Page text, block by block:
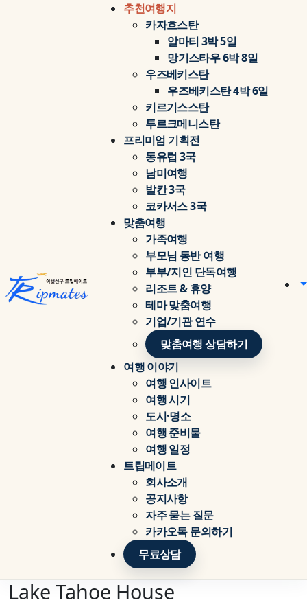
추천여행지
카자흐스탄
알마티 3박 5일
망기스타우 6박 8일
우즈베키스탄
우즈베키스탄 4박 6일
키르기스스탄
투르크메니스탄
프리미엄 기획전
동유럽 3국
남미여행
발칸 3국
코카서스 3국
맞춤여행
가족여행
부모님 동반 여행
부부/지인 단독여행
리조트 & 휴양
테마 맞춤여행
기업/기관 연수
맞춤여행 상담하기
여행 이야기
여행 인사이트
여행 시기
도시·명소
여행 준비물
여행 일정
트립메이트
회사소개
공지사항
자주 묻는 질문
카카오톡 문의하기
무료상담
Lake Tahoe House